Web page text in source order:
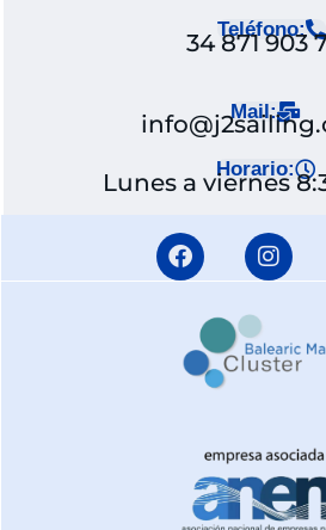
Teléfono:
34 871 903
Mail:
Horario:
Lunes a viernes